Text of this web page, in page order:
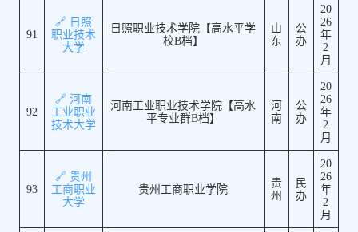
91
🔗 日照
职业技术
大学
日照职业技术学院【高水平学
校B档】
山
东
公
办
20
26
年
2
月
92
🔗 河南
工业职业
技术大学
河南工业职业技术学院【高水
平专业群B档】
河
南
公
办
20
26
年
2
月
93
🔗 贵州
工商职业
大学
贵州工商职业学院
贵
州
民
办
20
26
年
2
月